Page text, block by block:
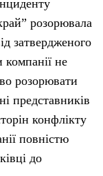
розорювала
затвердженого
не
розорювати
представників
конфлікту
повністю
до